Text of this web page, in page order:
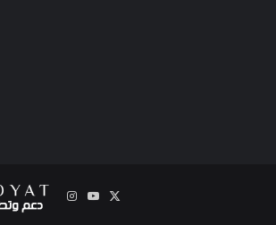
‫YouTubeانستقرام